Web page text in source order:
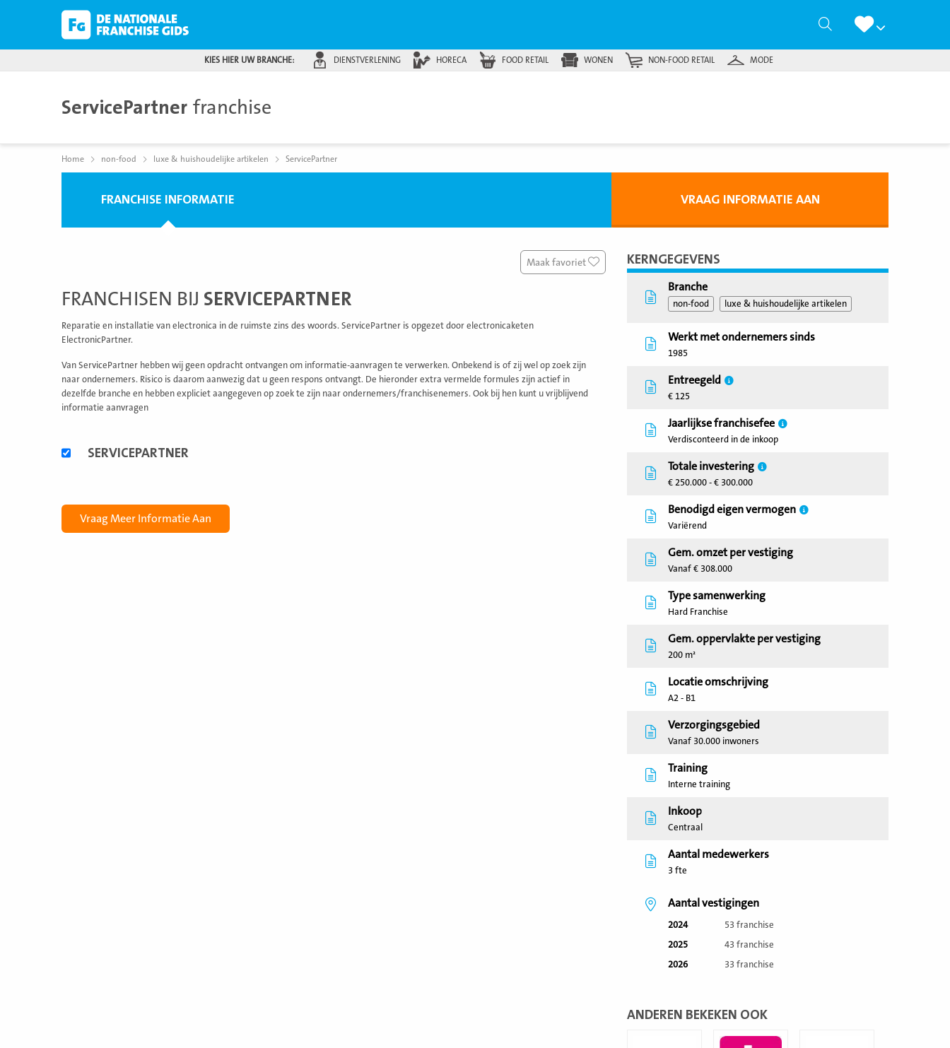
Zoeken
KIES HIER UW BRANCHE: DIENSTVERLENING HORECA FOOD RETAIL WONEN NON-FOOD RETAIL MODE
ServicePartner franchise
Home non-food luxe & huishoudelijke artikelen ServicePartner
FRANCHISE INFORMATIE VRAAG INFORMATIE AAN
Maak favoriet
FRANCHISEN BIJ SERVICEPARTNER
Reparatie en installatie van electronica in de ruimste zins des woords. ServicePartner is opgezet door electronicaketen
ElectronicPartner.
Van ServicePartner hebben wij geen opdracht ontvangen om informatie-aanvragen te verwerken. Onbekend is of zij wel op zoek zijn
naar ondernemers. Risico is daarom aanwezig dat u geen respons ontvangt. De hieronder extra vermelde formules zijn actief in
dezelfde branche en hebben expliciet aangegeven op zoek te zijn naar ondernemers/franchisenemers. Ook bij hen kunt u vrijblijvend
informatie aanvragen
formulesSERVICEPARTNER
KERNGEGEVENS
Branche
non-food luxe & huishoudelijke artikelen
Werkt met ondernemers sinds
1985
Entreegeld
€ 125
Jaarlijkse franchisefee
Verdisconteerd in de inkoop
Totale investering
€ 250.000 - € 300.000
Benodigd eigen vermogen
Variërend
Gem. omzet per vestiging
Vanaf € 308.000
Type samenwerking
Hard Franchise
Gem. oppervlakte per vestiging
200 m²
Locatie omschrijving
A2 - B1
Verzorgingsgebied
Vanaf 30.000 inwoners
Training
Interne training
Inkoop
Centraal
Aantal medewerkers
3 fte
Aantal vestigingen
2024
53 franchise
2025
43 franchise
2026
33 franchise
ANDEREN BEKEKEN OOK
Lees